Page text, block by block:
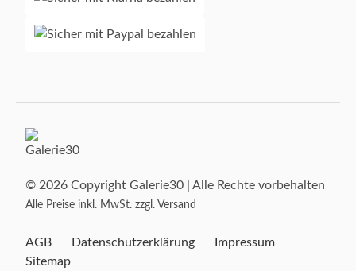
© 2026 Copyright Galerie30 | Alle Rechte vorbehalten
Alle Preise inkl. MwSt. zzgl. Versand
AGB Datenschutzerklärung
Impressum
Sitemap